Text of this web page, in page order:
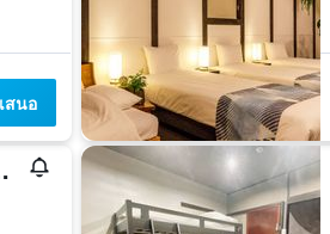
สนอ
ริเสะ